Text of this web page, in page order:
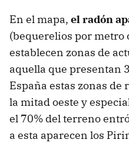
En el mapa, el radón
(bequerelios por metro
establecen zonas de
aquella que presentan
España estas zonas de
la mitad oeste y
el 70% del terreno
a esta aparecen los